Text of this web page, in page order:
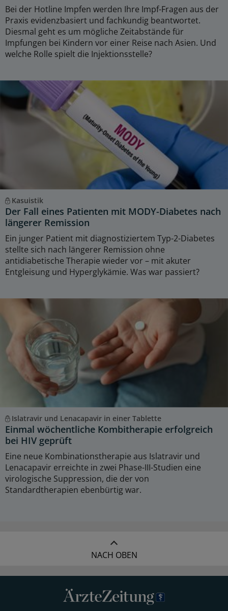
Bei der Hotline Impfen werden Ihre Impf-Fragen aus der
Praxis evidenzbasiert und fachkundig beantwortet.
Diesmal geht es um mögliche Zeitabstände für
Impfungen bei Kindern vor einer Reise nach Asien. Und
welche Rolle spielt die Injektionsstelle?
Kasuistik
Der Fall eines Patienten mit MODY-Diabetes nach
längerer Remission
Ein junger Patient mit diagnostiziertem Typ-2-Diabetes
stellte sich nach längerer Remission ohne
antidiabetische Therapie wieder vor – mit akuter
Entgleisung und Hyperglykämie. Was war passiert?
Islatravir und Lenacapavir in einer Tablette
Einmal wöchentliche Kombitherapie erfolgreich
bei HIV geprüft
Eine neue Kombinationstherapie aus Islatravir und
Lenacapavir erreichte in zwei Phase-III-Studien eine
virologische Suppression, die der von
Standardtherapien ebenbürtig war.
NACH OBEN